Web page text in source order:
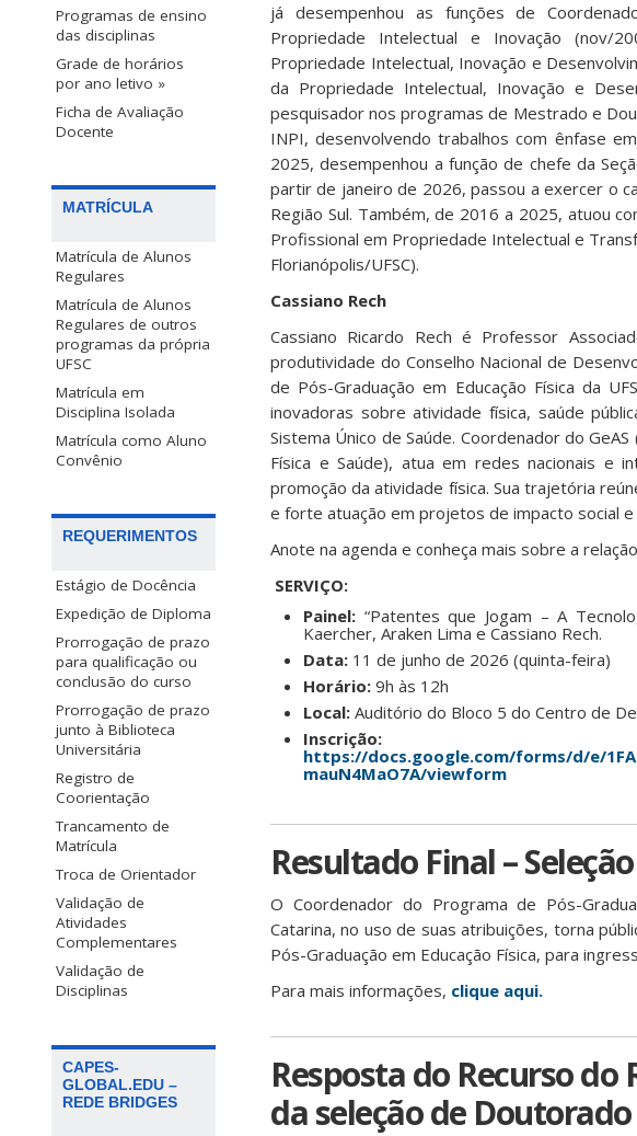
Programas de ensino
das disciplinas
Grade de horários
por ano letivo »
Ficha de Avaliação
Docente
MATRÍCULA
Matrícula de Alunos
Regulares
Matrícula de Alunos
Regulares de outros
programas da própria
UFSC
Matrícula em
Disciplina Isolada
Matrícula como Aluno
Convênio
REQUERIMENTOS
Estágio de Docência
Expedição de Diploma
Prorrogação de prazo
para qualificação ou
conclusão do curso
Prorrogação de prazo
junto à Biblioteca
Universitária
Registro de
Coorientação
Trancamento de
Matrícula
Troca de Orientador
Validação de
Atividades
Complementares
Validação de
Disciplinas
CAPES-
GLOBAL.EDU –
REDE BRIDGES
já desempenhou as funções de
Propriedade Intelectual e Inovação (nov/
Propriedade Intelectual, Inovação e
da Propriedade Intelectual, Inovação e
pesquisador nos programas de Mestrado e
INPI, desenvolvendo trabalhos com ênfase
2025, desempenhou a função de chefe da
partir de janeiro de 2026, passou a exercer o
Região Sul. Também, de 2016 a 2025, atuou
Profissional em Propriedade Intelectual e
Florianópolis/UFSC).
Cassiano Rech
Cassiano Ricardo Rech é Professor
produtividade do Conselho Nacional de
de Pós-Graduação em Educação Física da
inovadoras sobre atividade física, saúde
Sistema Único de Saúde. Coordenador do
Física e Saúde), atua em redes nacionais e
promoção da atividade física. Sua trajetória
e forte atuação em projetos de impacto social e
Anote na agenda e conheça mais sobre a
SERVIÇO:
Painel: “Patentes que Jogam – A
Kaercher, Araken Lima e Cassiano Rech.
Data: 11 de junho de 2026 (quinta-feira)
Horário: 9h às 12h
Local: Auditório do Bloco 5 do Centro de
Inscrição:
https://docs.google.com/forms/d/e/
mauN4MaO7A/viewform
Resultado Final –
O Coordenador do Programa de Pós-
Catarina, no uso de suas atribuições, torna
Pós-Graduação em Educação Física, para
Para mais informações, clique aqui.
Resposta do Recurso
da seleção de Doutorado